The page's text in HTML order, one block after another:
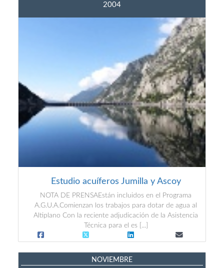
2004
Estudio acuíferos Jumilla y Ascoy
NOTA DE PRENSAEstán incluidos en el Programa
A.G.U.A.Comienzan los trabajos para dotar de agua al
Altiplano Con la reciente adjudicación de la Asistencia
Técnica para el es [...]
NOVIEMBRE